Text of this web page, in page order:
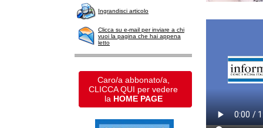
Ingrandisci articolo
Clicca su e-mail per inviare a chi
vuoi la pagina che hai appena
letto
Caro/a abbonato/a,
CLICCA QUI per vedere
la HOME PAGE